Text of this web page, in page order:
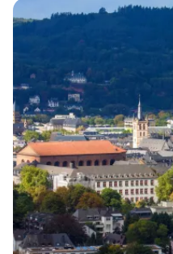
Continuar
Continuar